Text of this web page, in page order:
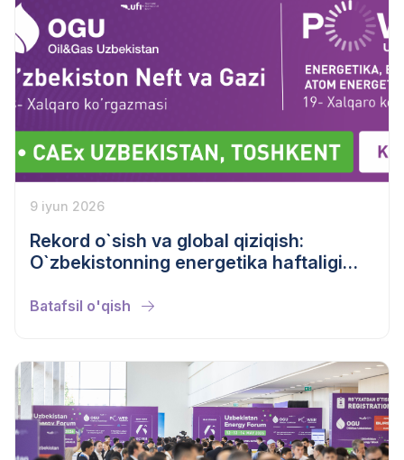
9 iyun 2026
Rekord o`sish va global qiziqish:
O`zbekistonning energetika haftaligi
Batafsil o'qish